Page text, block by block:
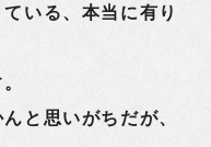
いる、本当に有り
と思いがちだが、